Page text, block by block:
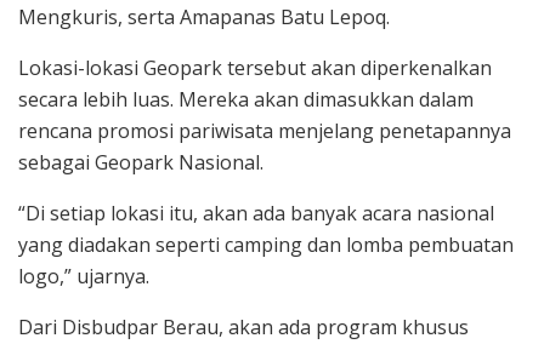
Mengkuris, serta Amapanas Batu Lepoq.
Lokasi-lokasi Geopark tersebut akan diperkenalkan
secara lebih luas. Mereka akan dimasukkan dalam
rencana promosi pariwisata menjelang penetapannya
sebagai Geopark Nasional.
“Di setiap lokasi itu, akan ada banyak acara nasional
yang diadakan seperti camping dan lomba pembuatan
logo,” ujarnya.
Dari Disbudpar Berau, akan ada program khusus